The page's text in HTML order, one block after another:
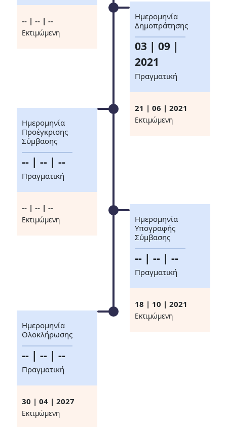
-- | -- | --
Eκτιμώμενη
Ημερομηνία
Δημοπράτησης
03 | 09 |
2021
Πραγματική
21 | 06 | 2021
Eκτιμώμενη
Ημερομηνία
Προέγκρισης
Σύμβασης
-- | -- | --
Πραγματική
-- | -- | --
Eκτιμώμενη
Ημερομηνία
Υπογραφής
Σύμβασης
-- | -- | --
Πραγματική
18 | 10 | 2021
Eκτιμώμενη
Ημερομηνία
Ολοκλήρωσης
-- | -- | --
Πραγματική
30 | 04 | 2027
Eκτιμώμενη